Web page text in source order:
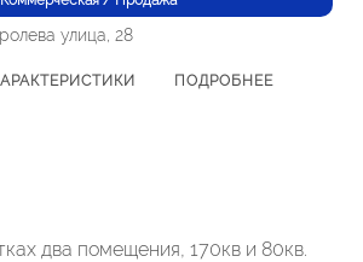
улица, 28
ПОДРОБНЕЕ
два помещения, 170кв и 80кв.